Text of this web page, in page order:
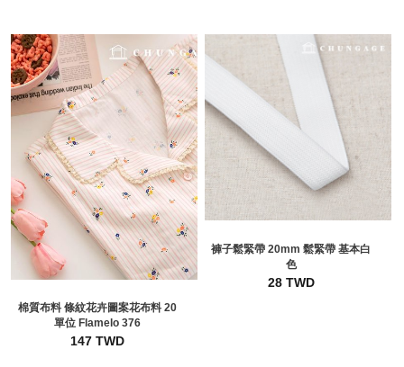
棉質布料 條紋花卉圖案花布料 20
單位 Flamelo 376
147 TWD
褲子鬆緊帶 20mm 鬆緊帶 基本白
色
28 TWD